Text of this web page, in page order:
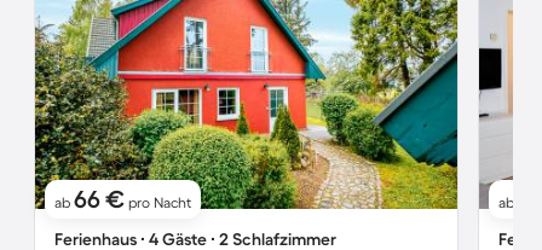
ab 66 € pro Nacht
Ferienhaus ∙ 4 Gäste ∙ 2 Schlafzimmer
ab